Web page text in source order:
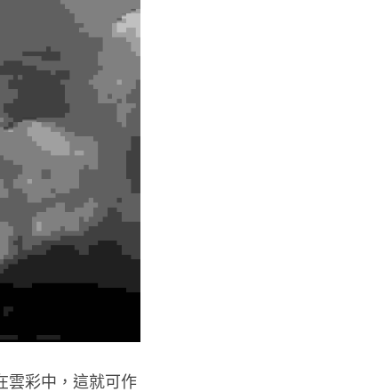
我把虹放在雲彩中，這就可作